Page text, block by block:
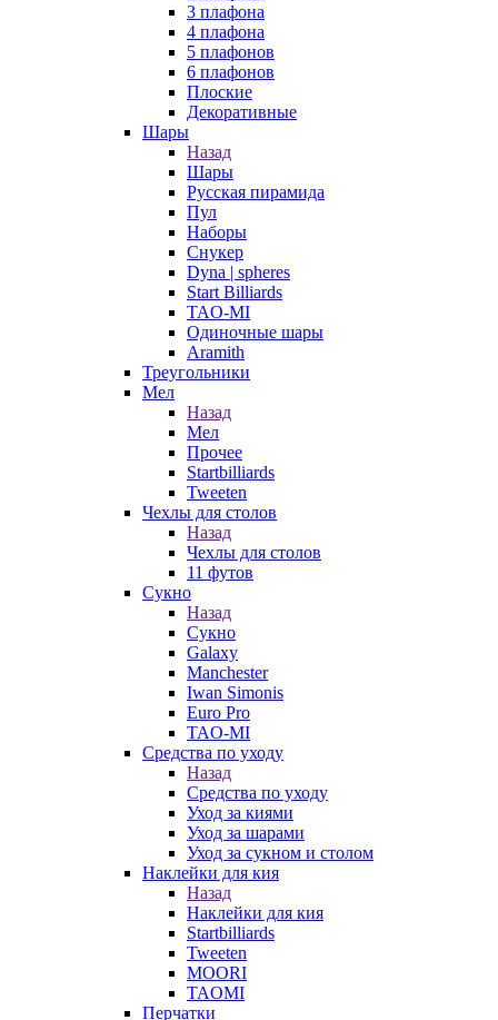
3 плафона
4 плафона
5 плафонов
6 плафонов
Плоские
Декоративные
Шары
Назад
Шары
Русская пирамида
Пул
Наборы
Снукер
Dyna | spheres
Start Billiards
TAO-MI
Одиночные шары
Aramith
Треугольники
Мел
Назад
Мел
Прочее
Startbilliards
Tweeten
Чехлы для столов
Назад
Чехлы для столов
11 футов
Сукно
Назад
Сукно
Galaxy
Manchester
Iwan Simonis
Euro Pro
TAO-MI
Средства по уходу
Назад
Средства по уходу
Уход за киями
Уход за шарами
Уход за сукном и столом
Наклейки для кия
Назад
Наклейки для кия
Startbilliards
Tweeten
MOORI
TAOMI
Перчатки